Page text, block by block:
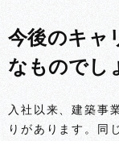
今後のキャ
なものでし
入社以来、建築事
りがあります。同